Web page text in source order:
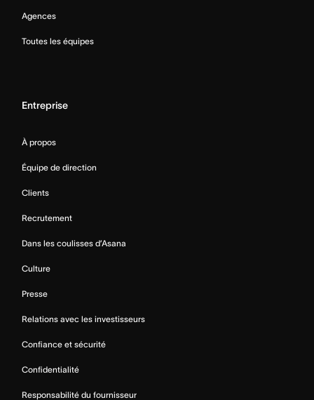
Agences
Toutes les équipes
Entreprise
À propos
Équipe de direction
Clients
Recrutement
Dans les coulisses d’Asana
Culture
Presse
Relations avec les investisseurs
Confiance et sécurité
Confidentialité
Responsabilité du fournisseur